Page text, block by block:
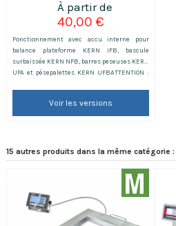
40,00 €
Fonctionnement avec accu interne pour
balance plateforme KERN IFB, bascule
surbaissée KERN NFB, barres peseuses KERN
UFA et pèsepalettes KERN UFBATTENTION :
Voir les versions
15 autres produits dans la même catégorie :